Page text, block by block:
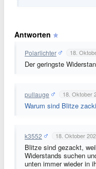
Antworten
Polarlichter 18.
Der geringste
pullauge 18. Oktober
Warum sind Blitze
k3552 18. Oktober
Blitze sind gezackt,
Widerstands suchen
unten immer wieder in